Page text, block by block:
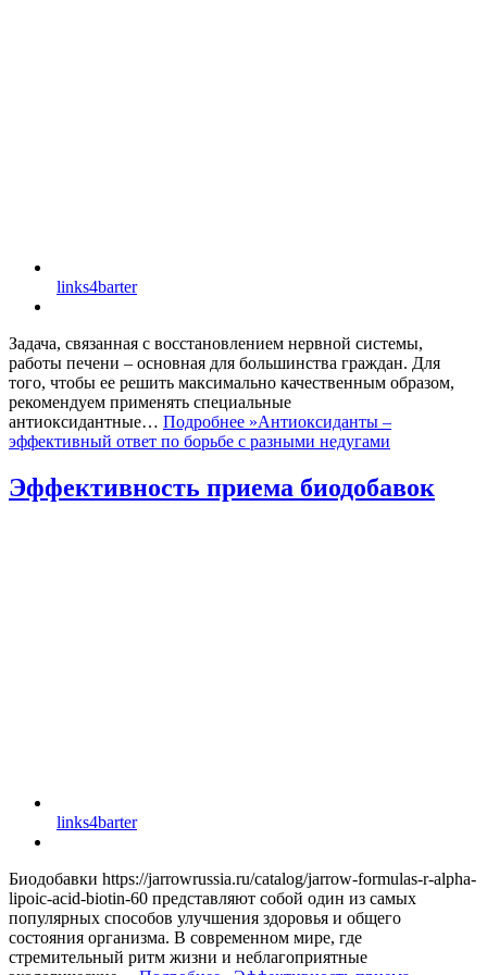
links4barter
Задача, связанная с восстановлением нервной системы,
работы печени – основная для большинства граждан. Для
того, чтобы ее решить максимально качественным образом,
рекомендуем применять специальные
антиоксидантные… Подробнее »Антиоксиданты –
эффективный ответ по борьбе с разными недугами
Эффективность приема биодобавок
links4barter
Биодобавки https://jarrowrussia.ru/catalog/jarrow-formulas-r-alpha-
lipoic-acid-biotin-60 представляют собой один из самых
популярных способов улучшения здоровья и общего
состояния организма. В современном мире, где
стремительный ритм жизни и неблагоприятные